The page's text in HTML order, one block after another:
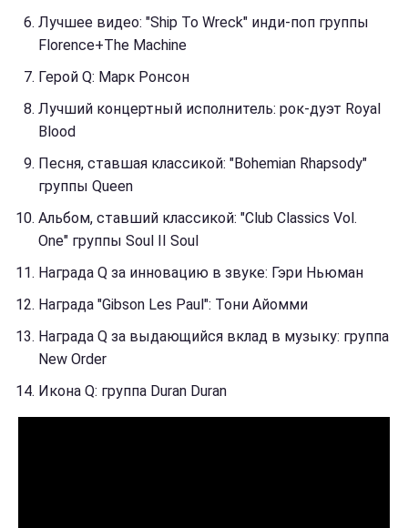
Лучшее видео: "Ship To Wreck" инди-поп группы
Florence+The Machine
Герой Q: Марк Ронсон
Лучший концертный исполнитель: рок-дуэт Royal
Blood
Песня, ставшая классикой: "Bohemian Rhapsody"
группы Queen
Альбом, ставший классикой: "Club Classics Vol.
One" группы Soul II Soul
Награда Q за инновацию в звуке: Гэри Ньюман
Награда "Gibson Les Paul": Тони Айомми
Награда Q за выдающийся вклад в музыку: группа
New Order
Икона Q: группа Duran Duran